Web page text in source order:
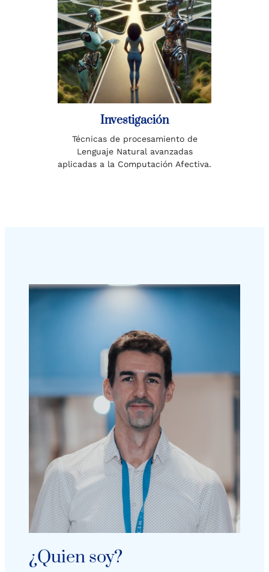
Investigación
Técnicas de procesamiento de
Lenguaje Natural avanzadas
aplicadas a la Computación Afectiva.
¿Quien soy?